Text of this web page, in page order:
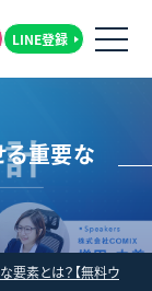
LINE登録
重要な
要素とは？【無料ウ